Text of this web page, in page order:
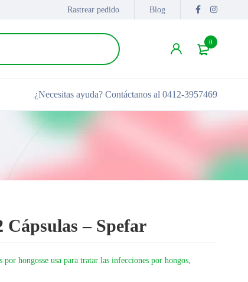
Rastrear pedido Blog
0
¿Necesitas ayuda? Contáctanos al 0412-3957469
Cápsulas – Spefar
hongosse usa para tratar las infecciones por hongos,